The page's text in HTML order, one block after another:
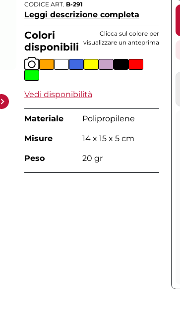
CODICE ART. B-291
Leggi descrizione completa
Colori
disponibili
Clicca sul colore per
visualizzare un anteprima
Vedi disponibilità
Materiale Polipropilene
Misure 14 x 15 x 5 cm
Peso 20 gr